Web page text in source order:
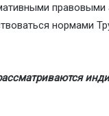
правовыми
нормами